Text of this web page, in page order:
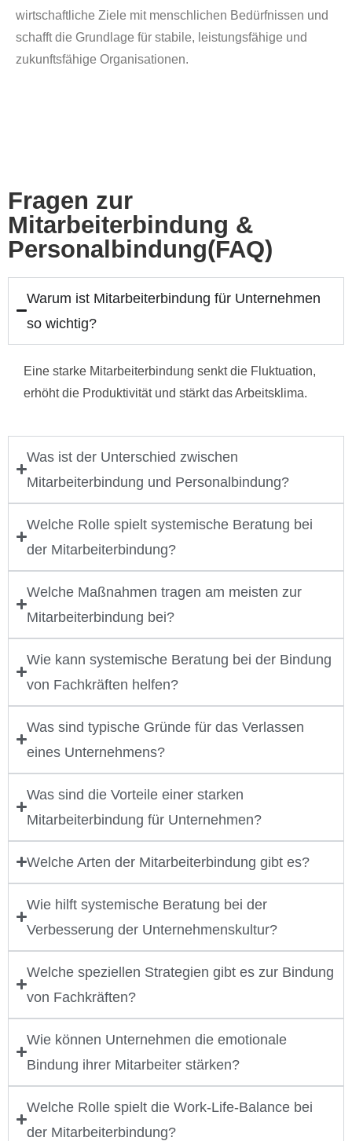
wirtschaftliche Ziele mit menschlichen Bedürfnissen und
schafft die Grundlage für stabile, leistungsfähige und
zukunftsfähige Organisationen.
Fragen zur
Mitarbeiterbindung &
Personalbindung(FAQ)
Warum ist Mitarbeiterbindung für Unternehmen
so wichtig?
Eine starke Mitarbeiterbindung senkt die Fluktuation,
erhöht die Produktivität und stärkt das Arbeitsklima.
Was ist der Unterschied zwischen
Mitarbeiterbindung und Personalbindung?
Welche Rolle spielt systemische Beratung bei
der Mitarbeiterbindung?
Welche Maßnahmen tragen am meisten zur
Mitarbeiterbindung bei?
Wie kann systemische Beratung bei der Bindung
von Fachkräften helfen?
Was sind typische Gründe für das Verlassen
eines Unternehmens?
Was sind die Vorteile einer starken
Mitarbeiterbindung für Unternehmen?
Welche Arten der Mitarbeiterbindung gibt es?
Wie hilft systemische Beratung bei der
Verbesserung der Unternehmenskultur?
Welche speziellen Strategien gibt es zur Bindung
von Fachkräften?
Wie können Unternehmen die emotionale
Bindung ihrer Mitarbeiter stärken?
Welche Rolle spielt die Work-Life-Balance bei
der Mitarbeiterbindung?